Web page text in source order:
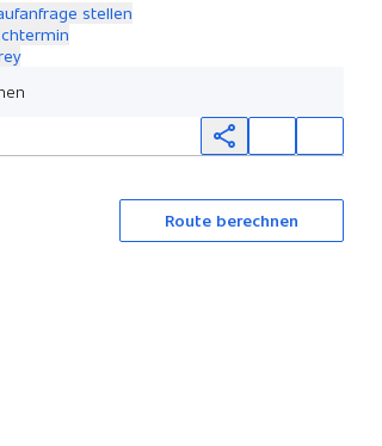
stellen
Route berechnen